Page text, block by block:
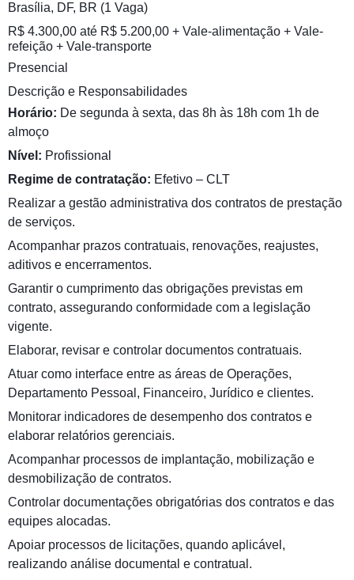
Brasília, DF, BR (1 Vaga)
R$ 4.300,00 até R$ 5.200,00 + Vale-alimentação + Vale-
refeição + Vale-transporte
Presencial
Descrição e Responsabilidades
Horário: De segunda à sexta, das 8h às 18h com 1h de
almoço
Nível: Profissional
Regime de contratação: Efetivo – CLT
Realizar a gestão administrativa dos contratos de prestação
de serviços.
Acompanhar prazos contratuais, renovações, reajustes,
aditivos e encerramentos.
Garantir o cumprimento das obrigações previstas em
contrato, assegurando conformidade com a legislação
vigente.
Elaborar, revisar e controlar documentos contratuais.
Atuar como interface entre as áreas de Operações,
Departamento Pessoal, Financeiro, Jurídico e clientes.
Monitorar indicadores de desempenho dos contratos e
elaborar relatórios gerenciais.
Acompanhar processos de implantação, mobilização e
desmobilização de contratos.
Controlar documentações obrigatórias dos contratos e das
equipes alocadas.
Apoiar processos de licitações, quando aplicável,
realizando análise documental e contratual.